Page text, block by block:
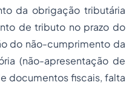
da obrigação tributária
de tributo no prazo do
do não-cumprimento da
(não-apresentação de
documentos fiscais, falta